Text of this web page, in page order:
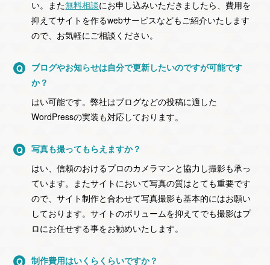
い。 また無料相談にお申し込みいただきましたら、費用を
抑えてサイトを作るwebサービスなどもご紹介いたします
ので、お気軽にご相談ください。
ブログやお知らせは自分で更新したいのですが可能です
か？
はい可能です。弊社はブログなどの投稿に適した
WordPressの実装も対応しております。
写真も撮ってもらえますか？
はい、信頼のおけるプロのカメラマンと協力し撮影も承っ
ています。 またサイトにおいて写真の質はとても重要です
ので、サイト制作と合わせて写真撮影も基本的にはお願い
しております。サイトのボリュームを抑えてでも撮影はプ
ロにお任せする事をお勧めいたします。
制作費用はいくらくらいですか？